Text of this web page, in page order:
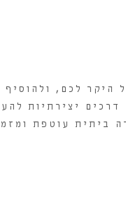
היקר לכם,
יצירתיות
ביתית עוטפת